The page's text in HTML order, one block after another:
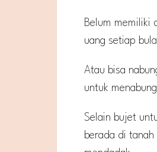
Belum memiliki
uang setiap
Atau bisa
untuk
Selain bujet
berada di tanah